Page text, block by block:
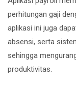
perhitungan gaji
aplikasi ini juga
absensi, serta
sehingga
produktivitas.